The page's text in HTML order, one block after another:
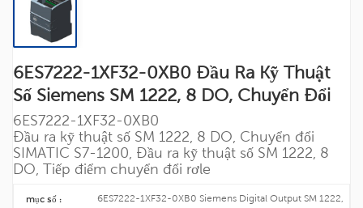
6ES7222-1XF32-0XB0 Đầu Ra Kỹ Thuật
Số Siemens SM 1222, 8 DO, Chuyển Đổi
6ES7222-1XF32-0XB0
Đầu ra kỹ thuật số SM 1222, 8 DO, Chuyển đổi
SIMATIC S7-1200, Đầu ra kỹ thuật số SM 1222, 8
DO, Tiếp điểm chuyển đổi rơle
mục số :
6ES7222-1XF32-0XB0 Siemens Digital Output SM 1222,